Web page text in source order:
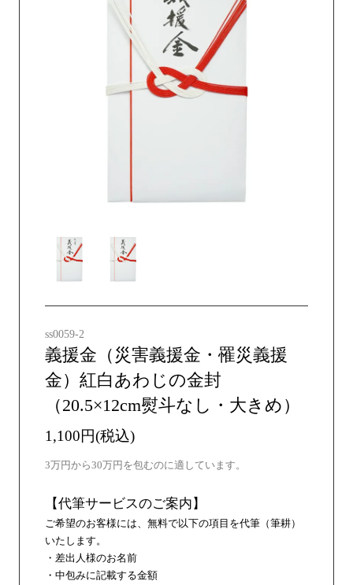
ss0059-2
義援金（災害義援金・罹災義援
金）紅白あわじの金封
（20.5×12cm熨斗なし・大きめ）
1,100円(税込)
3万円から30万円を包むのに適しています。
【代筆サービスのご案内】
ご希望のお客様には、無料で以下の項目を代筆（筆耕）
いたします。
・差出人様のお名前
・中包みに記載する金額